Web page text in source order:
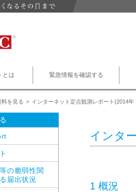
とは 緊急情報を確認する
料を見る インターネット定点観測レポート(2014年
インタ
1 概況
の脆弱性関
届出状況